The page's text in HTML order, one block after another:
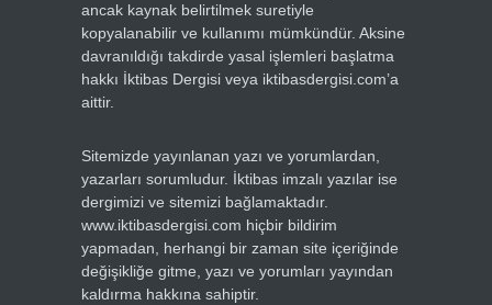
ancak kaynak belirtilmek suretiyle
kopyalanabilir ve kullanımı mümkündür. Aksine
davranıldığı takdirde yasal işlemleri başlatma
hakkı İktibas Dergisi veya iktibasdergisi.com’a
aittir.
Sitemizde yayınlanan yazı ve yorumlardan,
yazarları sorumludur. İktibas imzalı yazılar ise
dergimizi ve sitemizi bağlamaktadır.
www.iktibasdergisi.com hiçbir bildirim
yapmadan, herhangi bir zaman site içeriğinde
değişikliğe gitme, yazı ve yorumları yayından
kaldırma hakkına sahiptir.